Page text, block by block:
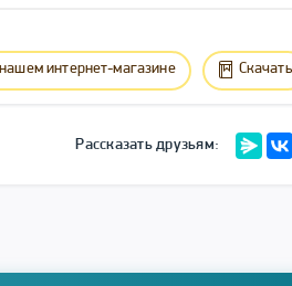
интернет-магазине Скачать
Рассказать друзьям: